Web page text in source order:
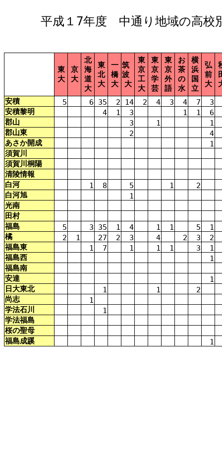
平成 １7年度 中通 り 地域の高校
東
大
京
大
北
海
道
大
東
北
大
一
橋
大
筑
波
大
東
京
工
大
東
京
学
芸
東
京
外
語
お
茶
の
水
横
浜
国
立
弘
前
大
安積 5 6 35 2 14 2 4 3 4 7
3
安積黎明 4 1 3 1 1
6
郡山
3 1
1
郡山東 2
4
あさか開成
1
須賀川
須賀川 桐陽
清陵情報
白河
1 8 5 1
2
白河旭
1
光南
田村
福島
5 3 35 1 4 1 1 5
1
橘
2 1 27 2 3 4 2 3
2
福島東 1 7 1 1 1 3
1
福島西
1
福島南
安達
1
日大東北 1 1
2
尚志
1
学法石川
1
学法福島
桜の聖母
福島成蹊 1